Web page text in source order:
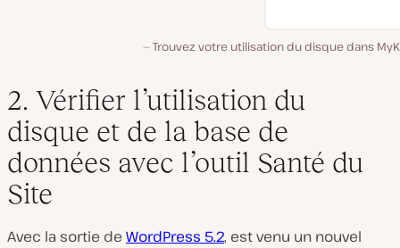
Trouvez votre utilisation du disque dans
2. Vérifier l’utilisation du
disque et de la base de
données avec l’outil Santé du
Site
Avec la sortie de WordPress 5.2, est venu un nouvel